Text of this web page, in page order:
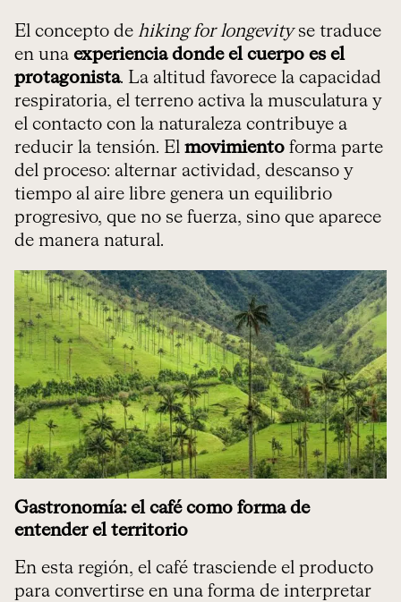
El concepto de hiking for longevityse traduce
en una experiencia donde el cuerpo es el
protagonista. La altitud favorece la capacidad
respiratoria, el terreno activa la musculatura y
el contacto con la naturaleza contribuye a
reducir la tensión. El movimiento forma parte
del proceso: alternar actividad, descanso y
tiempo al aire libre genera un equilibrio
progresivo, que no se fuerza, sino que aparece
de manera natural.
Gastronomía: el café como forma de
entender el territorio
En esta región, el café trasciende el producto
para convertirse en una forma de interpretar